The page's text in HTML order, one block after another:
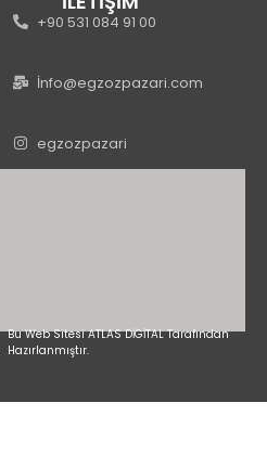
+90 531 084 91 00
İnfo@egzozpazari.com
egzozpazari
Bu Web Sitesi ATLAS DİGİTAL Tarafından
Hazırlanmıştır.